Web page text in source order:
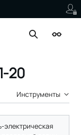
Поиск
20
Инструменты
электрическая